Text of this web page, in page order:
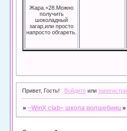
Жара.+28.Можно
получить
шоколадный
загар,или просто
напросто обгареть.
Привет, Гость! Войдитеили
»~WinX clab~ школа волшебниц